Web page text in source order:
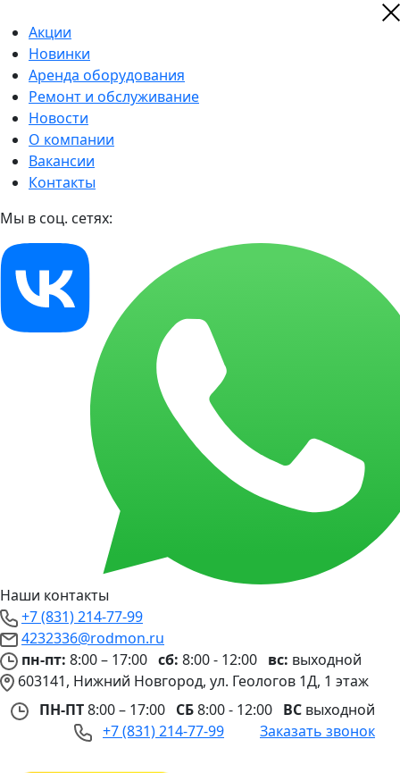
Акции
Новинки
Аренда оборудования
Ремонт и обслуживание
Новости
О компании
Вакансии
Контакты
Мы в соц. сетях:
Наши контакты
+7 (831) 214-77-99
4232336@rodmon.ru
пн-пт: 8:00 – 17:00 сб: 8:00 - 12:00 вс: выходной
603141, Нижний Новгород, ул. Геологов 1Д, 1 этаж
ПН-ПТ8:00 – 17:00 СБ8:00 - 12:00 ВС выходной
+7 (831) 214-77-99
Заказать звонок